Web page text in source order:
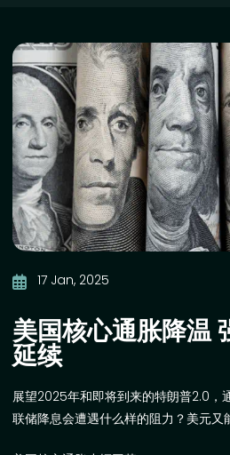
17 Jan, 2025
美国核心通胀降温
延续
展望2025年和即将到来的特朗普2.0 ，
联储降息会遭遇什么样的阻力？美元又